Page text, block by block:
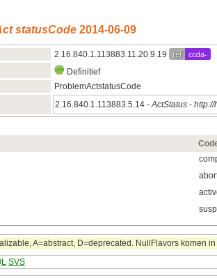
statusCode 2014‑06‑09
2.16.840.1.113883.11.20.9.19 ref ccda-
Definitief
ProblemActstatusCode
2.16.840.1.113883.5.14 -ActStatus - http://
A=abstract, D=deprecated. NullFlavors komen
SVS